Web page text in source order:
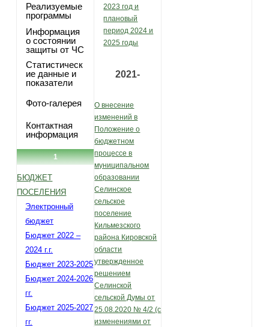
Реализуемые
программы
Информация
о состоянии
защиты от ЧС
Статистическ
ие данные и
показатели
Фото-галерея
Контактная
информация
1
БЮДЖЕТ
ПОСЕЛЕНИЯ
Электронный
бюджет
Бюджет 2022 –
2024 г.г.
Бюджет 2023-2025
Бюджет 2024-2026
гг.
Бюджет 2025-2027
гг.
2023 год и
плановый
период 2024 и
2025 годы
2021-
О внесение
изменений в
Положение о
бюджетном
процессе в
муниципальном
образовании
Селинское
сельское
поселение
Кильмезского
района Кировской
области
утвержденное
решением
Селинской
сельской Думы от
25.08.2020 № 4/2 (с
изменениями от